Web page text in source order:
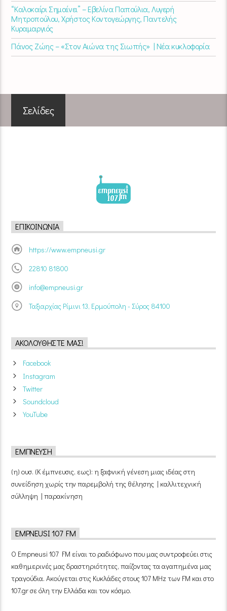
“Καλοκαίρι Σημαίνει” – Εβελίνα Παπούλια, Λυγερή
Μητροπούλου, Χρήστος Κοντογεώργης, Παντελής
Κυραμαργιός
Πάνος Ζώης – «Στον Αιώνα της Σιωπής» | Νέα κυκλοφορία
Σελίδες
ΕΠΙΚΟΙΝΩΝΊΑ
https://www.empneusi.gr
22810 81800
info@empneusi.gr
Ταξιαρχίας Ρίμινι 13, Ερμούπολη - Σύρος 84100
ΑΚΟΛΟΥΘΉΣΤΕ ΜΑΣ!
Facebook
Instagram
Twitter
Soundcloud
YouTube
ΈΜΠΝΕΥΣΗ
(η) ουσ. (Κ έμπνευσις, εως): η ξαφνική γένεση μιας ιδέας στη
συνείδηση χωρίς την παρεμβολή της θέλησης | καλλιτεχνική
σύλληψη | παρακίνηση
EMPNEUSI 107 FM
Ο Empneusi 107 FM είναι το ραδιόφωνο που μας συντροφεύει στις
καθημερινές μας δραστηριότητες, παίζοντας τα αγαπημένα μας
τραγούδια. Ακούγεται στις Κυκλάδες στους 107 MHz των FM και στο
107.gr σε όλη την Ελλάδα και τον κόσμο.